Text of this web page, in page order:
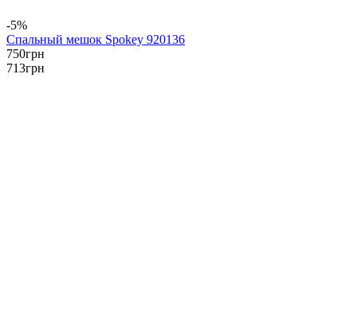
-5%
Спальный мешок Spokey 920136
750грн
713грн